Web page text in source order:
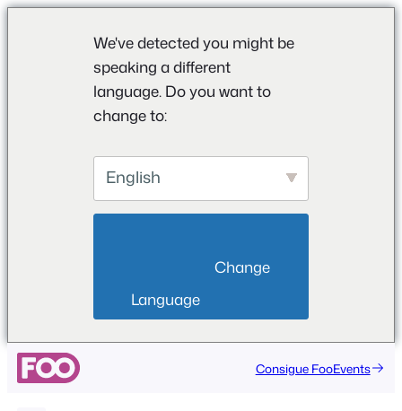
We've detected you might be
speaking a different
language. Do you want to
change to:
English
Language
Consigue FooEvents